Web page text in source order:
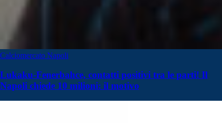
Calciomercato Napoli
Lukaku-Fenerbahce, contatti positivi tra le parti! Il
Napoli chiede 10 milioni: il motivo